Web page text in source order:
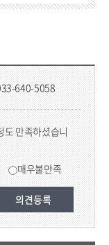
640-5058
도 만족하셨습니
매우불만족